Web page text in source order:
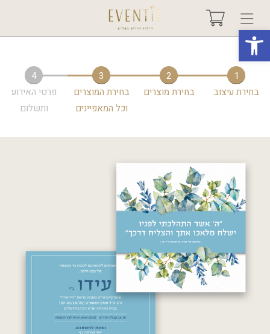
פתח סרגל נגישות
בחר אירוע +
שאלות ותשובות
גלריות
מיוחדים
צור קשר
1
בחירת עיצוב
2
בחירת מוצרים
3
בחירת המוצרים
וכל המאפיינים
4
פרטי האירוע
ותשלום